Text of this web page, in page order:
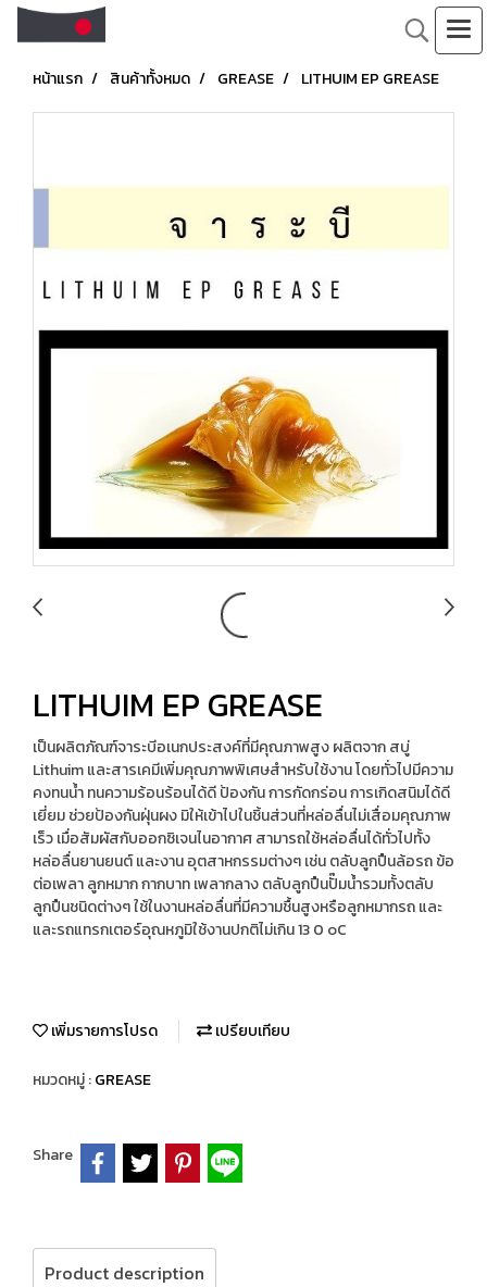
หน้าแรก สินค้าทั้งหมด GREASE LITHUIM EP GREASE
LITHUIM EP GREASE
เป็นผลิตภัณฑ์จาระบีอเนกประสงค์ที่มีคุณภาพสูง ผลิตจาก สบู่
Lithuim และสารเคมีเพิ่มคุณภาพพิเศษสำหรับใช้งาน โดยทั่วไปมีความ
คงทนน้ำ ทนความร้อนร้อนได้ดี ป้องกัน การกัดกร่อน การเกิดสนิมได้ดี
เยี่ยม ช่วยป้องกันฝุ่นผง มิให้เข้าไปในชิ้นส่วนที่หล่อลื่นไม่เสื่อมคุณภาพ
เร็ว เมื่อสัมผัสกับออกซิเจนไนอากาศ สามารถใช้หล่อลื่นได้ทั่วไปทั้ง
หล่อลื่นยานยนต์ และงาน อุตสาหกรรมต่างๆ เช่น ตลับลูกปืนล้อรถ ข้อ
ต่อเพลา ลูกหมาก กากบาท เพลากลาง ตลับลูกปืนปั๊มน้ำรวมทั้งตลับ
ลูกปืนชนิดต่างๆ ใช้ในงานหล่อลื่นที่มีความชื้นสูงหรือลูกหมากรถ และ
และรถแทรกเตอร์อุณหภูมิใช้งานปกติไม่เกิน 13 0 ๐C
เพิ่มรายการโปรด เปรียบเทียบ
หมวดหมู่ :GREASE
Share
Product description